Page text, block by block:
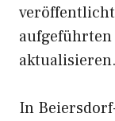
aktualisieren.
In